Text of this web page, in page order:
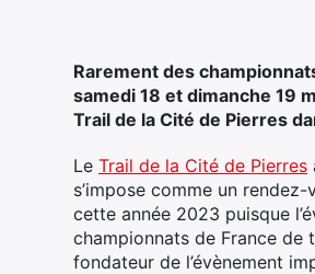
Rarement des
samedi 18 et dimanche 19
Trail de la Cité de Pierres
Le Trail de la Cité de Pierres
s’impose comme un
cette année 2023 puisque
championnats de France de
fondateur de l’évènement